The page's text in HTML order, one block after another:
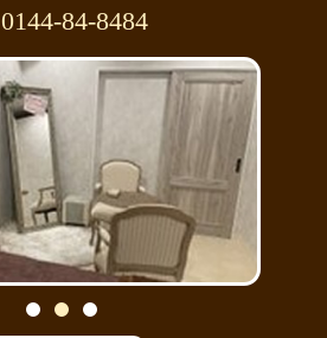
0144-84-8484